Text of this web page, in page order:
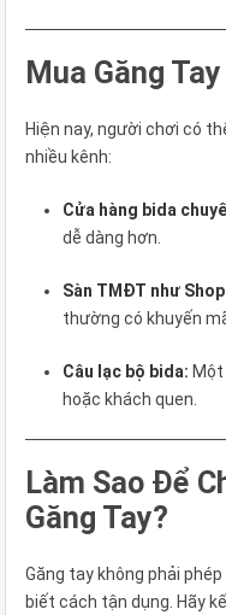
Mua Găng
Hiện nay, người chơi có
nhiều kênh:
Cửa hàng bida
dễ dàng hơn.
Sàn TMĐT như
thường có khuyến
Câu lạc bộ bida: Một
hoặc khách quen.
Làm Sao Để
Găng Tay?
Găng tay không phải
biết cách tận dụng. Hãy